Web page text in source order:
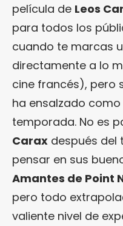
película de Leos
para todos los
cuando te marcas
directamente a lo
cine francés), pero
ha ensalzado
temporada. No es
Carax después del
pensar en sus
Amantes de Point
pero todo
valiente nivel de